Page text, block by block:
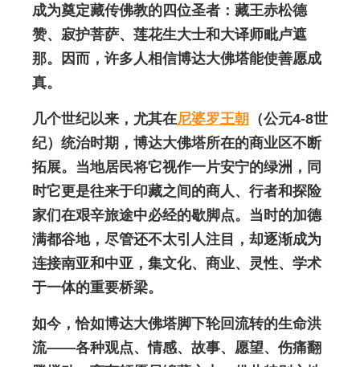
成为奠定藏传佛教的四位圣者：藏王赤松德
赞、寂护菩萨、莲花生大士和大译师毗卢遮
那。因而，许多人相信博达大佛塔能使善愿成
真。
几个世纪以来，尤其在尼婆罗王朝 （公元4-8世
纪）统治时期，博达大佛塔所在的商业区不断
拓展。当地居民将它视作一片安宁的绿洲，同
时它更是往来于印藏之间的商人、行者和探险
家们在艰辛旅途中必经的歇脚点。当时的加德
满都谷地，尽管还不太引人注目，却逐渐成为
连接南亚和中亚，集文化、商业、灵性、学术
于一体的重要桥梁。
如今，恰如博达大佛塔脚下轮回流转的生命洪
流——各种观点、情感、故事、愿望、伤痛翻